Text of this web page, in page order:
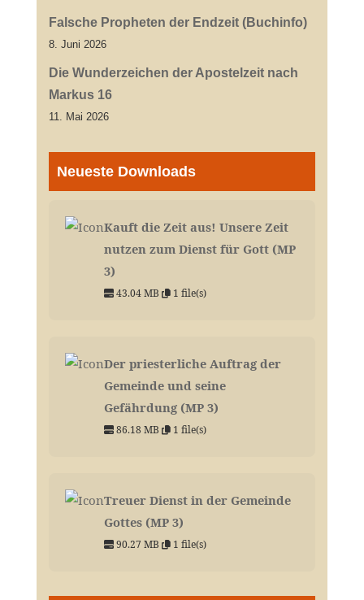
Falsche Propheten der Endzeit (Buchinfo)
8. Juni 2026
Die Wunderzeichen der Apostelzeit nach
Markus 16
11. Mai 2026
Neueste Downloads
Kauft die Zeit aus! Unsere Zeit
nutzen zum Dienst für Gott (MP
3)
43.04 MB 1 file(s)
Der priesterliche Auftrag der
Gemeinde und seine
Gefährdung (MP 3)
86.18 MB 1 file(s)
Treuer Dienst in der Gemeinde
Gottes (MP 3)
90.27 MB 1 file(s)